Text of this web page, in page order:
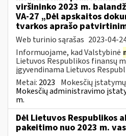
viršininko 2023 m.
VA-27 „Dėl apskaitos
tvarkos aprašo
Web turinio sąrašas 2023-04-
Informuojame, kad Valstybinė
Lietuvos Respublikos finansų
įgyvendinama Lietuvos
Metai: 2023 Mokesčių
Mokesčių administravimo
m.
Dėl Lietuvos Respublikos
pakeitimo nuo 2023 m.